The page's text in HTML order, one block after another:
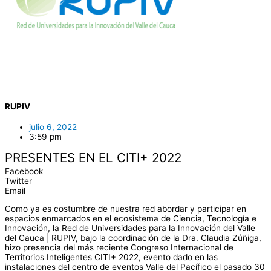
RUPIV
julio 6, 2022
3:59 pm
PRESENTES EN EL CITI+ 2022
Facebook
Twitter
Email
Como ya es costumbre de nuestra red abordar y participar en
espacios enmarcados en el ecosistema de Ciencia, Tecnología e
Innovación, la Red de Universidades para la Innovación del Valle
del Cauca | RUPIV, bajo la coordinación de la Dra. Claudia Zúñiga,
hizo presencia del más reciente Congreso Internacional de
Territorios Inteligentes CITI+ 2022, evento dado en las
instalaciones del centro de eventos Valle del Pacífico el pasado 30